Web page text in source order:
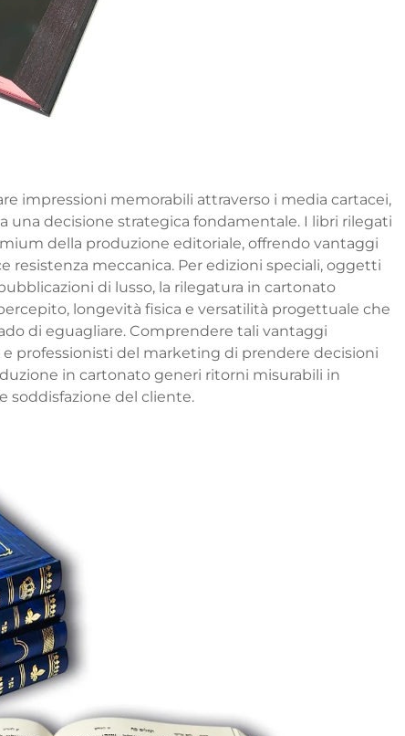
impressioni memorabili attraverso i media cartacei,
una decisione strategica fondamentale. I libri rilegati
della produzione editoriale, offrendo vantaggi
resistenza meccanica. Per edizioni speciali, oggetti
di lusso, la rilegatura in cartonato
longevità fisica e versatilità progettuale che
di eguagliare. Comprendere tali vantaggi
professionisti del marketing di prendere decisioni
in cartonato generi ritorni misurabili in
soddisfazione del cliente.